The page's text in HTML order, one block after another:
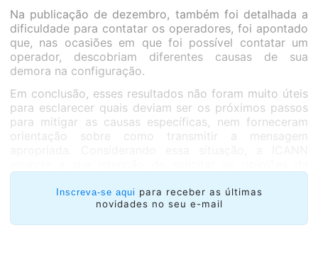
Na publicação de dezembro, também foi detalhada a
dificuldade para contatar os operadores, foi apontado
que, nas ocasiões em que foi possível contatar um
operador, descobriam diferentes causas de sua
demora na configuração.
Em conclusão, esses resultados não foram muito úteis
para esclarecer quais deviam ser os próximos passos
para mitigar as causas específicas, nem forneceram
orientação sobre como transmitir a mensagem
comunidade sobre os critérios aceitáveis para avançar
com a rotação da KSK.
Inscreva-se aqui para receber as últimas
novidades no seu e-mail